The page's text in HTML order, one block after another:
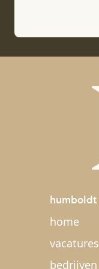
humboldt
home
vacatures
bedrijven